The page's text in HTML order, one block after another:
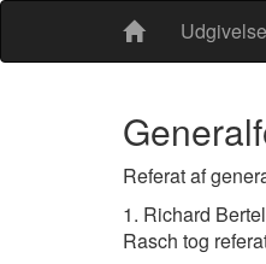
Referat af
1. Richard
Rasch tog